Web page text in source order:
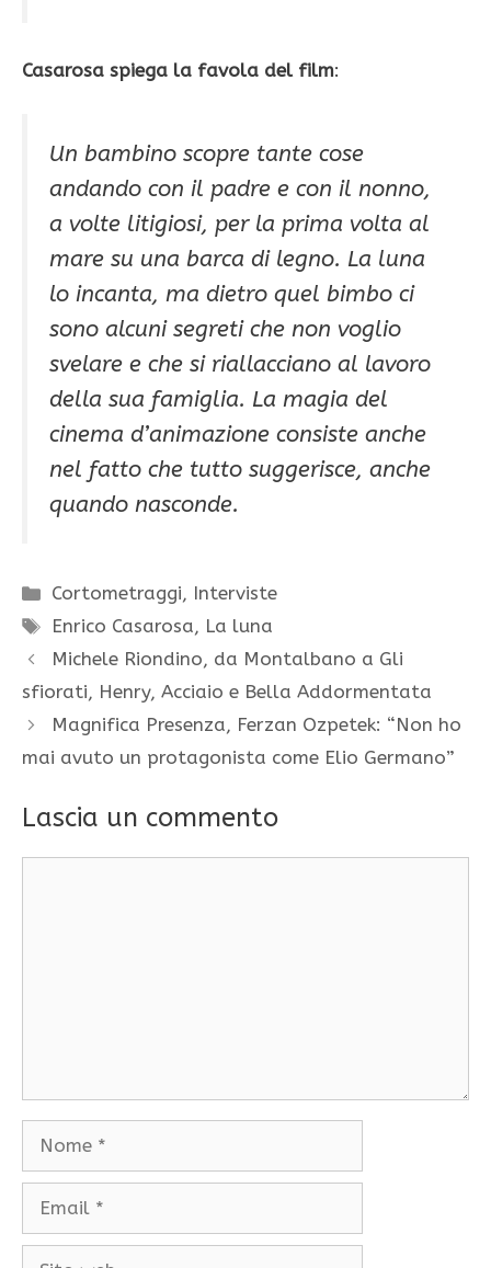
Casarosa spiega la favola del film:
Un bambino scopre tante cose
andando con il padre e con il nonno,
a volte litigiosi, per la prima volta al
mare su una barca di legno. La luna
lo incanta, ma dietro quel bimbo ci
sono alcuni segreti che non voglio
svelare e che si riallacciano al lavoro
della sua famiglia. La magia del
cinema d’animazione consiste anche
nel fatto che tutto suggerisce, anche
quando nasconde.
Categorie
Cortometraggi, Interviste
Tag
Enrico Casarosa, La luna
Michele Riondino, da Montalbano a Gli
sfiorati, Henry, Acciaio e Bella Addormentata
Magnifica Presenza, Ferzan Ozpetek: “Non ho
mai avuto un protagonista come Elio Germano”
Lascia un commento